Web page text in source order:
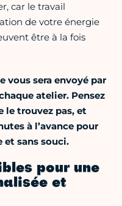
car le travail
de votre énergie
être à la fois
vous sera envoyé par
atelier. Pensez
le trouvez pas, et
à l’avance pour
et sans souci.
pour une
et